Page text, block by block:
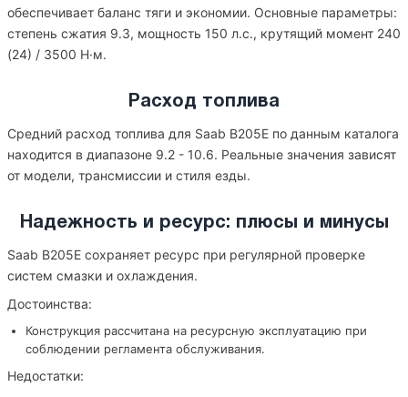
обеспечивает баланс тяги и экономии. Основные параметры:
степень сжатия 9.3, мощность 150 л.с., крутящий момент 240
(24) / 3500 Н·м.
Расход топлива
Средний расход топлива для Saab B205E по данным каталога
находится в диапазоне 9.2 - 10.6. Реальные значения зависят
от модели, трансмиссии и стиля езды.
Надежность и ресурс: плюсы и минусы
Saab B205E сохраняет ресурс при регулярной проверке
систем смазки и охлаждения.
Достоинства:
Конструкция рассчитана на ресурсную эксплуатацию при
соблюдении регламента обслуживания.
Недостатки: